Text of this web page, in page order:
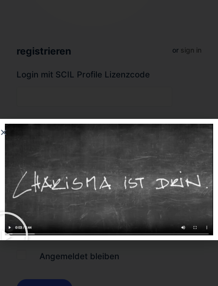
registrieren or sign in
Login mit SCIL Profile Lizenzcode
Forgot Password?
Angemeldet bleiben